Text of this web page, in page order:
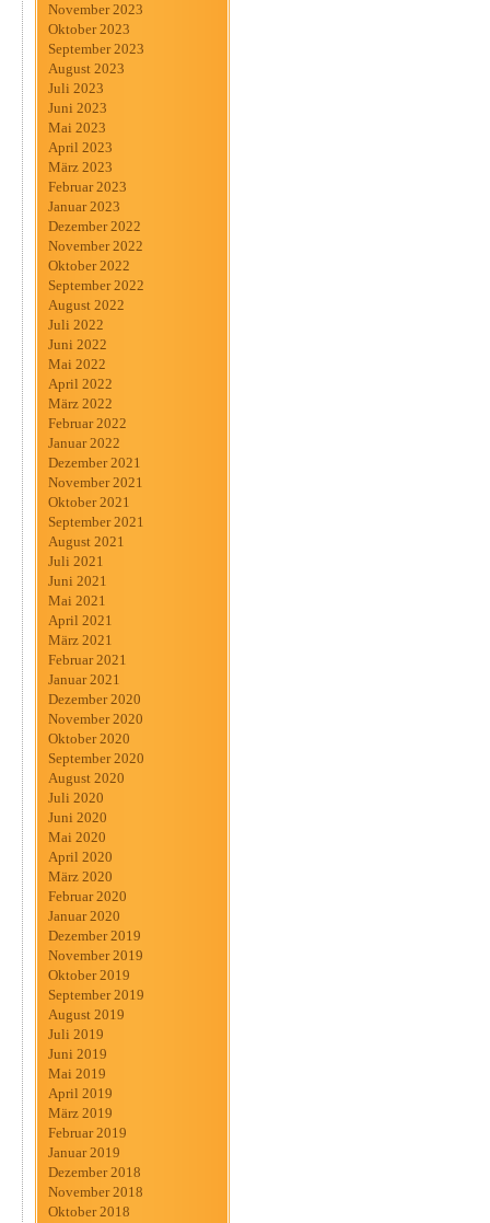
November 2023
Oktober 2023
September 2023
August 2023
Juli 2023
Juni 2023
Mai 2023
April 2023
März 2023
Februar 2023
Januar 2023
Dezember 2022
November 2022
Oktober 2022
September 2022
August 2022
Juli 2022
Juni 2022
Mai 2022
April 2022
März 2022
Februar 2022
Januar 2022
Dezember 2021
November 2021
Oktober 2021
September 2021
August 2021
Juli 2021
Juni 2021
Mai 2021
April 2021
März 2021
Februar 2021
Januar 2021
Dezember 2020
November 2020
Oktober 2020
September 2020
August 2020
Juli 2020
Juni 2020
Mai 2020
April 2020
März 2020
Februar 2020
Januar 2020
Dezember 2019
November 2019
Oktober 2019
September 2019
August 2019
Juli 2019
Juni 2019
Mai 2019
April 2019
März 2019
Februar 2019
Januar 2019
Dezember 2018
November 2018
Oktober 2018